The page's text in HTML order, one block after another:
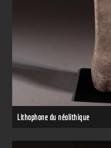
Lithophone du néolithique